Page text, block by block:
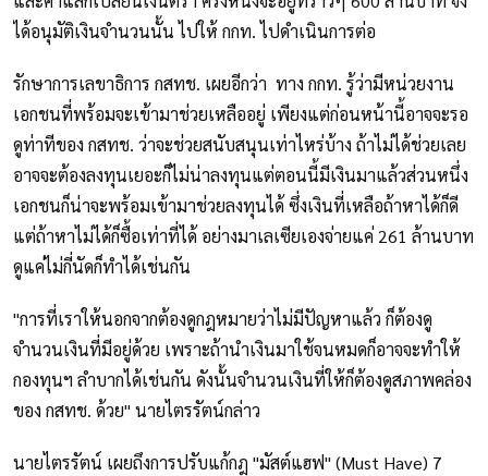
ได้อนุมัติเงินจำนวนนั้น ไปให้ กกท. ไปดำเนินการต่อ
รักษาการเลขาธิการ กสทช. เผยอีกว่า ทาง กกท. รู้ว่ามีหน่วยงาน
เอกชนที่พร้อมจะเข้ามาช่วยเหลืออยู่ เพียงแต่ก่อนหน้านี้อาจจะรอ
ดูท่าทีของ กสทช. ว่าจะช่วยสนับสนุนเท่าไหร่บ้าง ถ้าไม่ได้ช่วยเลย
อาจจะต้องลงทุนเยอะก็ไม่น่าลงทุนแต่ตอนนี้มีเงินมาแล้วส่วนหนึ่ง
เอกชนก็น่าจะพร้อมเข้ามาช่วยลงทุนได้ ซึ่งเงินที่เหลือถ้าหาได้ก็ดี
แต่ถ้าหาไม่ได้ก็ซื้อเท่าที่ได้ อย่างมาเลเซียเองจ่ายแค่ 261 ล้านบาท
ดูแค่ไม่กี่นัดก็ทำได้เช่นกัน
"การที่เราให้นอกจากต้องดูกฎหมายว่าไม่มีปัญหาแล้ว ก็ต้องดู
จำนวนเงินที่มีอยู่ด้วย เพราะถ้านำเงินมาใช้จนหมดก็อาจจะทำให้
กองทุนฯ ลำบากได้เช่นกัน ดังนั้นจำนวนเงินที่ให้ก็ต้องดูสภาพคล่อง
ของ กสทช. ด้วย" นายไตรรัตน์กล่าว
นายไตรรัตน์ เผยถึงการปรับแก้กฎ "มัสต์แฮฟ" (Must Have) 7